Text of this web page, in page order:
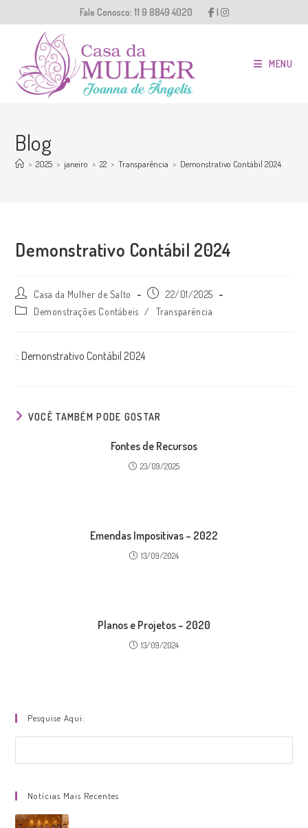
para
Fale Conosco: 11 9 8849 4020 |
MENU
Blog
> 2025 > janeiro > 22 > Transparência > Demonstrativo Contábil 2024
Demonstrativo Contábil 2024
Autor
do
post:
Casa da Mulher de Salto
Post
publicado:
22/01/2025
CategoriaDemonstrações Contábeis / Transparência
:: Demonstrativo Contábil 2024
VOCÊ TAMBÉM PODE GOSTAR
Fontes de Recursos
23/09/2025
Emendas Impositivas – 2022
13/09/2024
Planos e Projetos – 2020
13/09/2024
Pesquise Aqui:
a
Notícias Mais Recentes